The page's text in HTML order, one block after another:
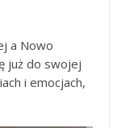
a Nowo
już do swojej
i emocjach,